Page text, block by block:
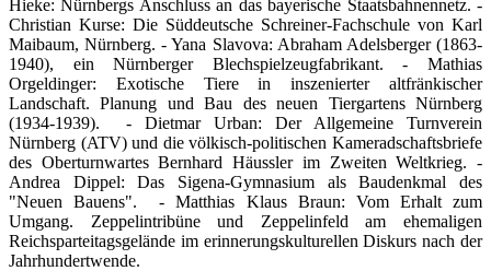
Hieke: Nürnbergs Anschluss an das bayerische Staatsbahnennetz. -
Christian Kurse: Die Süddeutsche Schreiner-Fachschule von Karl
Maibaum, Nürnberg. - Yana Slavova: Abraham Adelsberger (1863-
1940), ein Nürnberger Blechspielzeugfabrikant. - Mathias
Orgeldinger: Exotische Tiere in inszenierter altfränkischer
Landschaft. Planung und Bau des neuen Tiergartens Nürnberg
(1934-1939). - Dietmar Urban: Der Allgemeine Turnverein
Nürnberg (ATV) und die völkisch-politischen Kameradschaftsbriefe
des Oberturnwartes Bernhard Häussler im Zweiten Weltkrieg. -
Andrea Dippel: Das Sigena-Gymnasium als Baudenkmal des
"Neuen Bauens". - Matthias Klaus Braun: Vom Erhalt zum
Umgang. Zeppelintribüne und Zeppelinfeld am ehemaligen
Reichsparteitagsgelände im erinnerungskulturellen Diskurs nach der
Jahrhundertwende.